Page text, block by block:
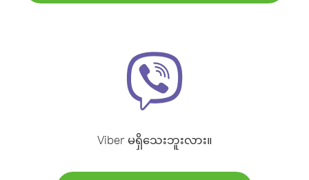
Viber မရှိသေးဘူးလား။